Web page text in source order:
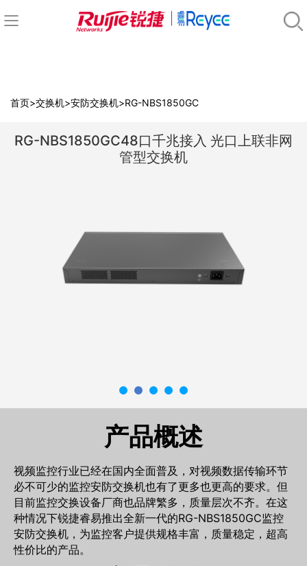
首页>交换机>安防交换机>RG-NBS1850GC
RG-NBS1850GC48口千兆接入 光口上联非网
管型交换机
产品概述
视频监控行业已经在国内全面普及，对视频数据传输环节
必不可少的监控安防交换机也有了更多也更高的要求。但
目前监控交换设备厂商也品牌繁多，质量层次不齐。在这
种情况下锐捷睿易推出全新一代的RG-NBS1850GC监控
安防交换机，为监控客户提供规格丰富，质量稳定，超高
性价比的产品。